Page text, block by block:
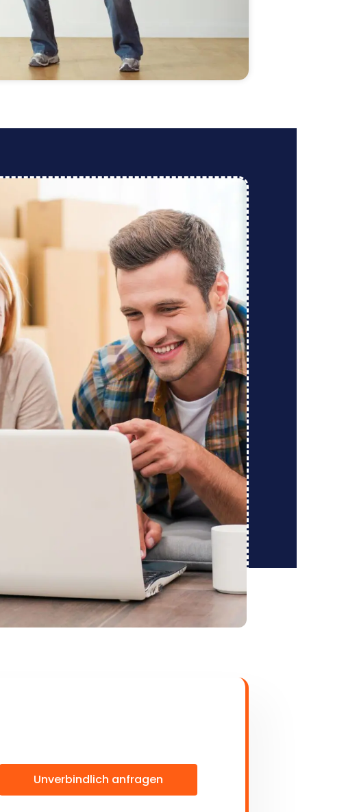
Unverbindlich anfragen